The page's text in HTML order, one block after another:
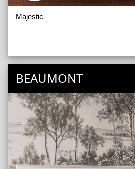
Majestic
BEAUMONT